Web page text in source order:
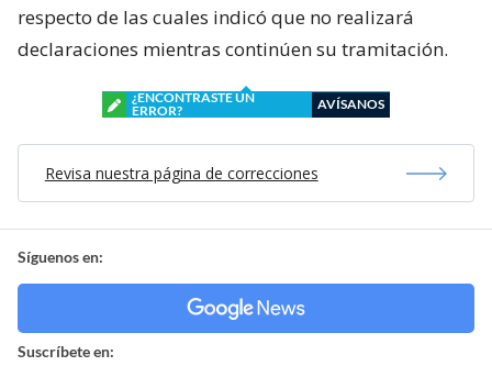
respecto de las cuales indicó que no realizará
declaraciones mientras continúen su tramitación.
¿ENCONTRASTE UN
ERROR?
AVÍSANOS
Revisa nuestra página de correcciones
Síguenos en:
Suscríbete en: